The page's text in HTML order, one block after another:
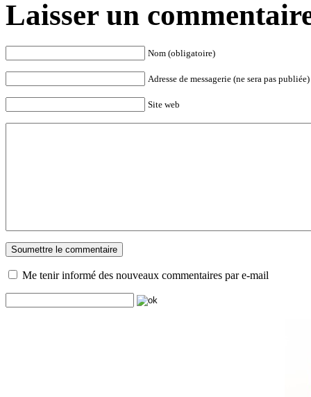
Laisser un
Nom (obligatoire)
Adresse de messagerie (ne sera pas
Site web
Me tenir informé des nouveaux commentaires par e-mail